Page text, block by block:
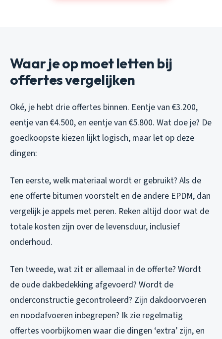
Waar je op moet letten bij
offertes vergelijken
Oké, je hebt drie offertes binnen. Eentje van €3.200,
eentje van €4.500, en eentje van €5.800. Wat doe je? De
goedkoopste kiezen lijkt logisch, maar let op deze
dingen:
Ten eerste, welk materiaal wordt er gebruikt? Als de
ene offerte bitumen voorstelt en de andere EPDM, dan
vergelijk je appels met peren. Reken altijd door wat de
totale kosten zijn over de levensduur, inclusief
onderhoud.
Ten tweede, wat zit er allemaal in de offerte? Wordt
de oude dakbedekking afgevoerd? Wordt de
onderconstructie gecontroleerd? Zijn dakdoorvoeren
en noodafvoeren inbegrepen? Ik zie regelmatig
offertes voorbijkomen waar die dingen ‘extra’ zijn, en